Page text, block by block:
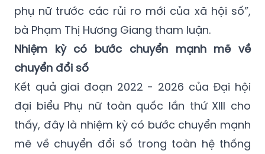
phụ nữ trước các rủi ro mới của xã hội số”,
bà Phạm Thị Hương Giang tham luận.
Nhiệm kỳ có bước chuyển mạnh mẽ về
chuyển đổi số
Kết quả giai đoạn 2022 - 2026 của Đại hội
đại biểu Phụ nữ toàn quốc lần thứ XIII cho
thấy, đây là nhiệm kỳ có bước chuyển mạnh
mẽ về chuyển đổi số trong toàn hệ thống